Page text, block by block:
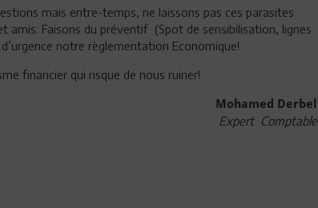
mais entre-temps, ne laissons pas ces parasites
amis. Faisons du préventif (Spot de sensibilisation, lignes
notre règlementation Economique!
financier qui risque de nous ruiner!
Mohamed Derbel
Expert Comptable